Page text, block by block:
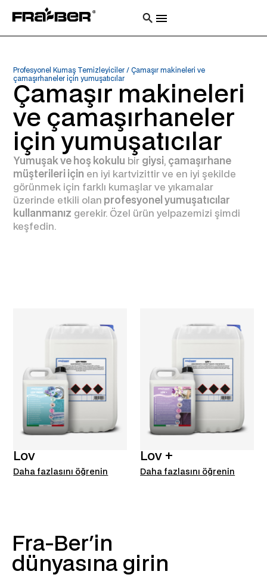
Profesyonel Kumaş Temizleyiciler /Çamaşır makineleri ve
çamaşırhaneler için yumuşatıcılar
Çamaşır makineleri
ve çamaşırhaneler
için yumuşatıcılar
Yumuşak ve hoş kokulu bir giysi, çamaşırhane
müşterileri için en iyi kartvizittir ve en iyi şekilde
görünmek için farklı kumaşlar ve yıkamalar
üzerinde etkili olan profesyonel yumuşatıcılar
kullanmanız gerekir. Özel ürün yelpazemizi şimdi
keşfedin.
Lov
Daha fazlasını öğrenin
Lov +
Daha fazlasını öğrenin
Fra-Ber'in
dünyasına girin